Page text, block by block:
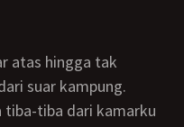
suar kampung.